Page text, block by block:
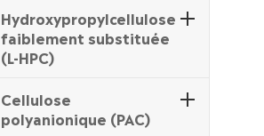
Hydroxypropylcellulose
faiblement substituée
(L-HPC)
Cellulose
polyanionique (PAC)